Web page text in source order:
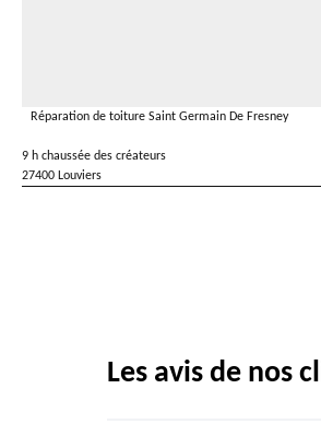
Réparation de toiture Saint Germain De Fresney
9 h chaussée des créateurs
27400 Louviers
Les avis de nos